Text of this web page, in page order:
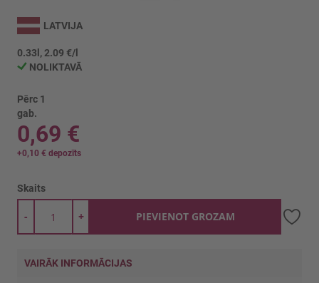
uz
galerijas
sākumu
LATVIJA
0.33l, 2.09 €/l
NOLIKTAVĀ
Pērc 1
gab.
0,69 €
+0,10 € depozīts
Skaits
+
- PIEVIENOT GROZAM
VAIRĀK INFORMĀCIJAS